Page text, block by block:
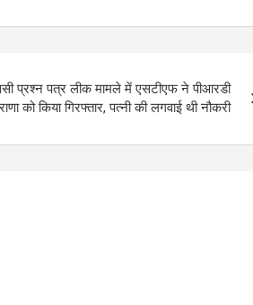
प्रश्न पत्र लीक मामले में एसटीएफ ने पीआरडी
को किया गिरफ्तार, पत्‍नी की लगवाई थी नौकरी